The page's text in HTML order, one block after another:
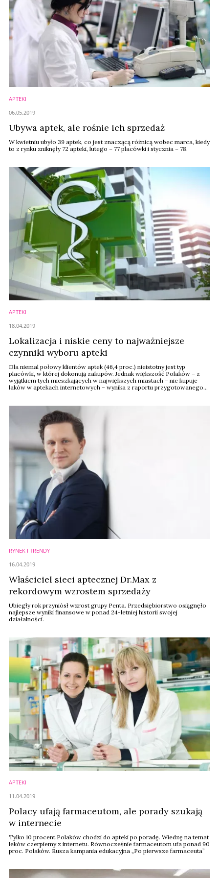
APTEKI
Ubywa aptek, ale rośnie ich sprzedaż
W kwietniu ubyło 39 aptek, co jest znaczącą różnicą wobec marca, kiedy
to z rynku zniknęły 72 apteki, lutego – 77 placówki i stycznia – 78.
06.05.2019
APTEKI
Lokalizacja i niskie ceny to najważniejsze
czynniki wyboru apteki
Dla niemal połowy klientów aptek (46,4 proc.) nieistotny jest typ
placówki, w której dokonują zakupów. Jednak większość Polaków – z
wyjątkiem tych mieszkających w największych miastach – nie kupuje
laków w aptekach internetowych – wynika z raportu przygotowanego
18.04.2019
RYNEK I TRENDY
Właściciel sieci aptecznej Dr.Max z
rekordowym wzrostem sprzedaży
Ubiegły rok przyniósł wzrost grupy Penta. Przedsiębiorstwo osiągnęło
najlepsze wyniki finansowe w ponad 24-letniej historii swojej
działalności.
16.04.2019
APTEKI
Polacy ufają farmaceutom, ale porady szukają
w internecie
Tylko 10 procent Polaków chodzi do apteki po poradę. Wiedzę na temat
leków czerpiemy z internetu. Równocześnie farmaceutom ufa ponad 90
proc. Polaków. Rusza kampania edukacyjna „Po pierwsze farmaceuta”
11.04.2019